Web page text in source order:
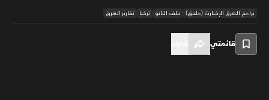
برامج الشرق الإخبارية (ملحق) حلف الناتو تركيا تقارير الشرق
قائمتي